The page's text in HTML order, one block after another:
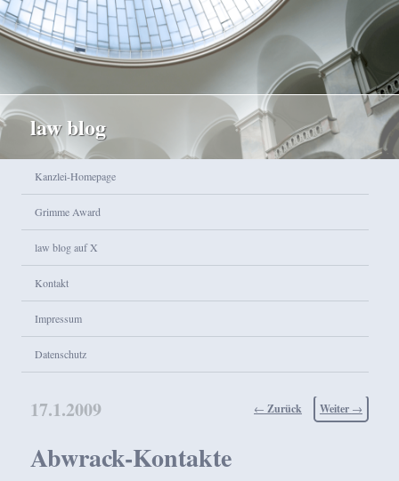
law blog
Zum Inhalt wechseln
Zum sekundären Inhalt wechseln
Kanzlei-Homepage
Grimme Award
law blog auf X
Kontakt
Impressum
Datenschutz
Beitragsnavigation
← Zurück Weiter →
Abwrack-Kontakte
17.1.2009